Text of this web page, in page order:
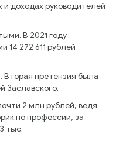
и доходах руководителей
В 2021 году
14 272 611 рублей
Вторая претензия была
Заславского.
2 млн рублей, ведя
по профессии, за
тыс.